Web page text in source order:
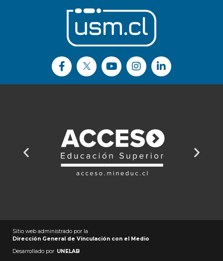
Sitio web administrado por la
Dirección General de Vinculación con el Medio
Desarrollado por UNELAB